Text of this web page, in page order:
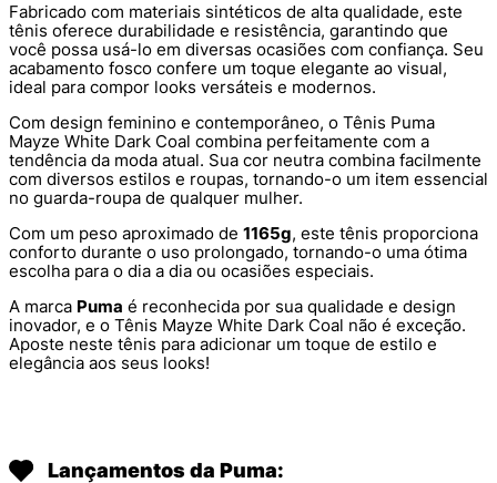
Fabricado com materiais sintéticos de alta qualidade, este
tênis oferece durabilidade e resistência, garantindo que
você possa usá-lo em diversas ocasiões com confiança. Seu
acabamento fosco confere um toque elegante ao visual,
ideal para compor looks versáteis e modernos.
Com design feminino e contemporâneo, o Tênis Puma
Mayze White Dark Coal combina perfeitamente com a
tendência da moda atual. Sua cor neutra combina facilmente
com diversos estilos e roupas, tornando-o um item essencial
no guarda-roupa de qualquer mulher.
Com um peso aproximado de 1165g, este tênis proporciona
conforto durante o uso prolongado, tornando-o uma ótima
escolha para o dia a dia ou ocasiões especiais.
A marca Puma é reconhecida por sua qualidade e design
inovador, e o Tênis Mayze White Dark Coal não é exceção.
Aposte neste tênis para adicionar um toque de estilo e
elegância aos seus looks!
Lançamentos da Puma: